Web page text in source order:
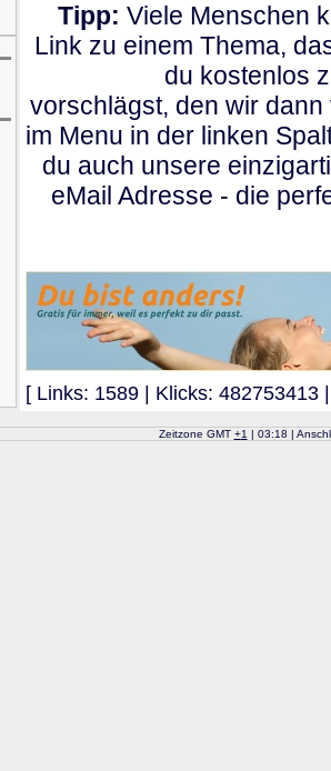
Tipp: Viele Menschen
Link zu einem Thema,
du kostenlos
vorschlägst, den wir
im Menu in der linken
du auch unsere
eMail Adresse - die
[ Links: 1589 | Klicks: 482753413
Zeitzone GMT +1 | 03:18 |